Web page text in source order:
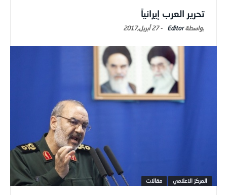
تحرير العرب إيرانياً
Editor
-27 أبريل,2017
المركز الاعلامي مقالات